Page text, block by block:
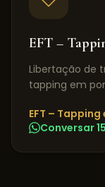
EFT –
Libertação de
tapping em
EFT – Tapping
Conversar